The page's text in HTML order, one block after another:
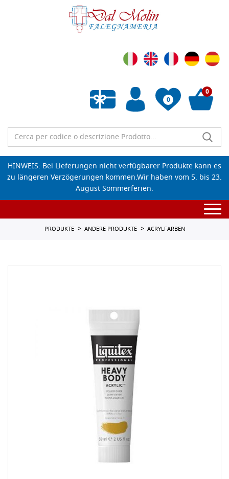
0
Wunschliste leeren
0
HINWEIS: Bei Lieferungen nicht verfügbarer Produkte kann es
zu längeren Verzögerungen kommen.Wir haben vom 5. bis 23.
August Sommerferien.
PRODUKTE ANDERE PRODUKTE ACRYLFARBEN